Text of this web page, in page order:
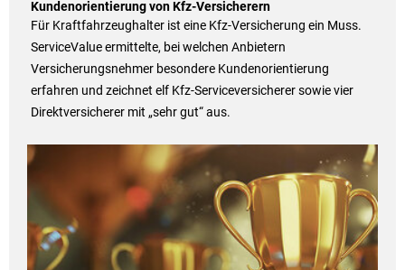
Kundenorientierung von Kfz-Versicherern
Für Kraftfahrzeughalter ist eine Kfz-Versicherung ein Muss.
ServiceValue ermittelte, bei welchen Anbietern
Versicherungsnehmer besondere Kundenorientierung
erfahren und zeichnet elf Kfz-Serviceversicherer sowie vier
Direktversicherer mit „sehr gut“ aus.